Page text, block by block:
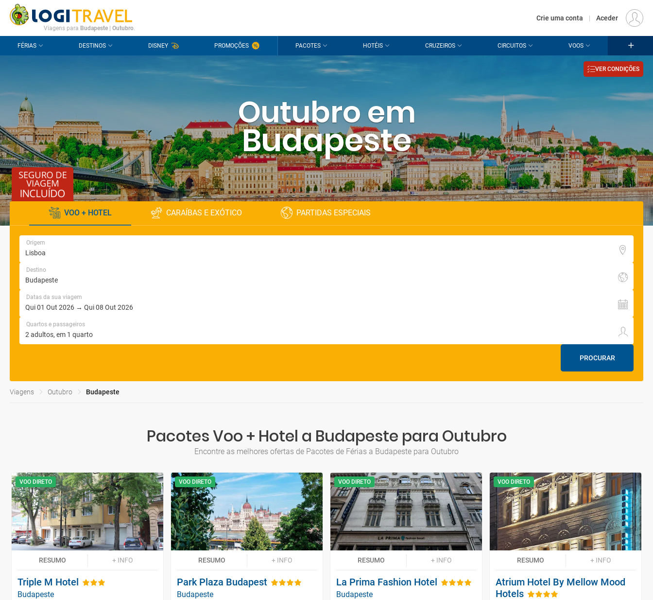
CONTACTO PERGUNTAS FREQUENTES EUR
Viagens para Budapeste Outubro.
Crie uma conta | Aceder
FÉRIAS DESTINOS DISNEY PROMOÇÕES PACOTES HOTÉIS CRUZEIROS CIRCUITOS VOOS
Outubro em
Budapeste
VER CONDIÇÕES
VOO + HOTEL CARAÍBAS E EXÓTICO PARTIDAS ESPECIAIS
Origem
Destino
Datas da sua viagem
Quartos e passageiros
PROCURAR
Viagens Outubro Budapeste
Pacotes Voo + Hotel a Budapeste para Outubro
Encontre as melhores ofertas de Pacotes de Férias a Budapeste para Outubro
VOO DIRETO
RESUMO + INFO
Triple M Hotel
Budapeste
VOO DIRETO
RESUMO + INFO
Park Plaza Budapest
Budapeste
VOO DIRETO
RESUMO + INFO
La Prima Fashion Hotel
Budapeste
VOO DIRETO
RESUMO + INFO
Atrium Hotel By Mellow Mood
Hotels